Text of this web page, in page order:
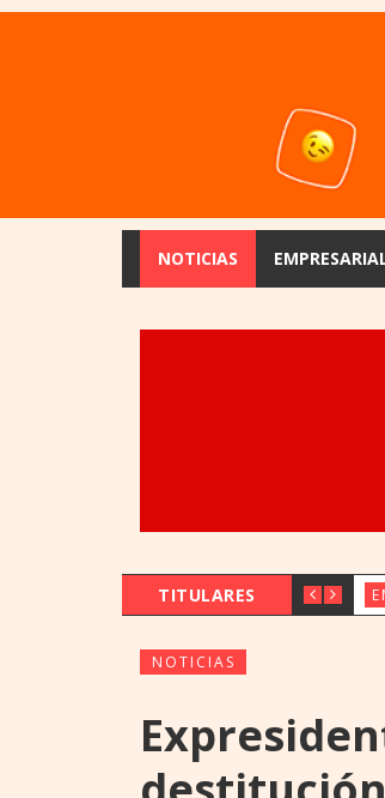
NOTICIAS
TITULARES
NOTICIAS